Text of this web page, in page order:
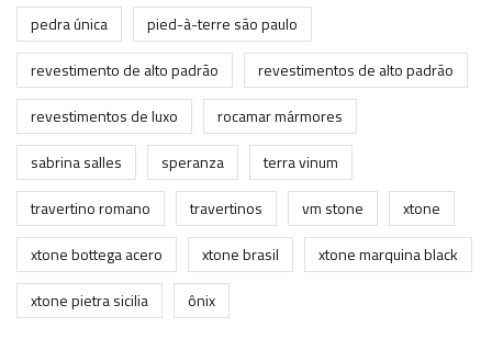
pedra única
pied-à-terre são paulo
revestimento de alto padrão
revestimentos de alto padrão
revestimentos de luxo
rocamar mármores
sabrina salles
speranza
terra vinum
travertino romano
travertinos vm stone
xtone
xtone bottega acero
xtone brasil
xtone marquina black
xtone pietra sicilia
ônix